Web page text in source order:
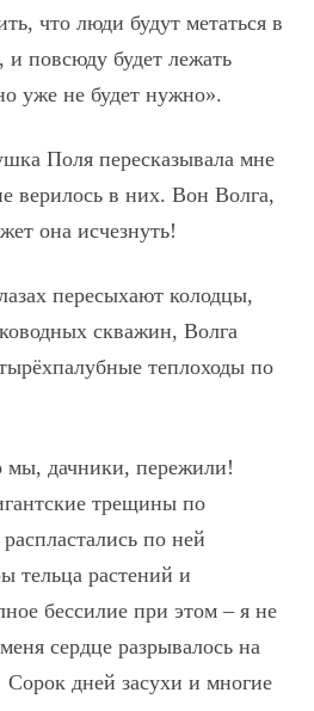
что люди будут метаться в
и повсюду будет лежать
уже не будет нужно».
Поля пересказывала мне
верилось в них. Вон Волга,
она исчезнуть!
пересыхают колодцы,
скважин, Волга
теплоходы по
мы, дачники, пережили!
трещины по
по ней
тельца растений и
бессилие при этом – я не
сердце разрывалось на
Сорок дней засухи и многие